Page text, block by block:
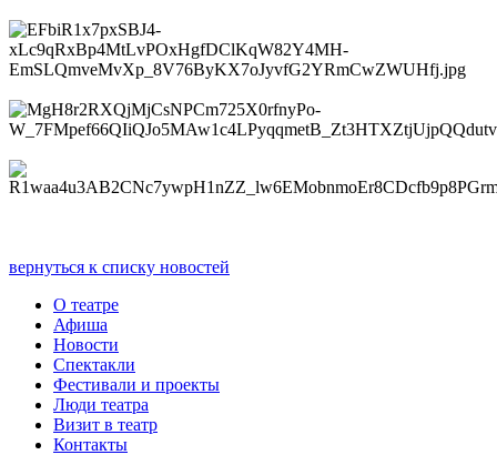
вернуться к списку новостей
О театре
Афиша
Новости
Спектакли
Фестивали и проекты
Люди театра
Визит в театр
Контакты